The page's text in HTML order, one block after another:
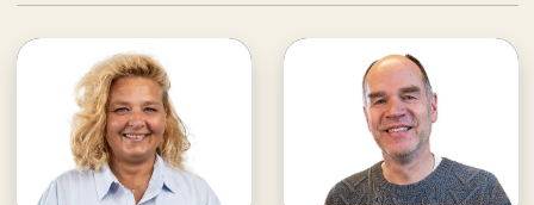
Edith Mousilli
· Leitung Finanzbuchhaltung
WDL Starnberger See
E-Mail an Edith
Edith unterstützen
André Mursall
· Leitung Finanzbuchhaltung
WDL Dünenhof
E-Mail an André
André unterstützen